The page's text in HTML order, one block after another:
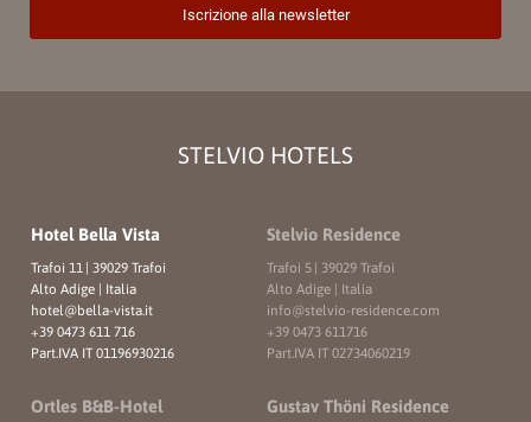
STELVIO HOTELS
Hotel Bella Vista
Trafoi 11 | 39029 Trafoi
Alto Adige | Italia
hotel@bella-vista.it
+39 0473 611 716
Part.IVA IT 01196930216
Stelvio Residence
Trafoi 5 | 39029 Trafoi
Alto Adige | Italia
info@stelvio-residence.com
+39 0473 611716
Part.IVA IT 02734060219
Ortles B&B-Hotel Gustav Thöni Residence